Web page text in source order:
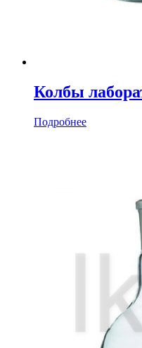
Колбы
Подробнее